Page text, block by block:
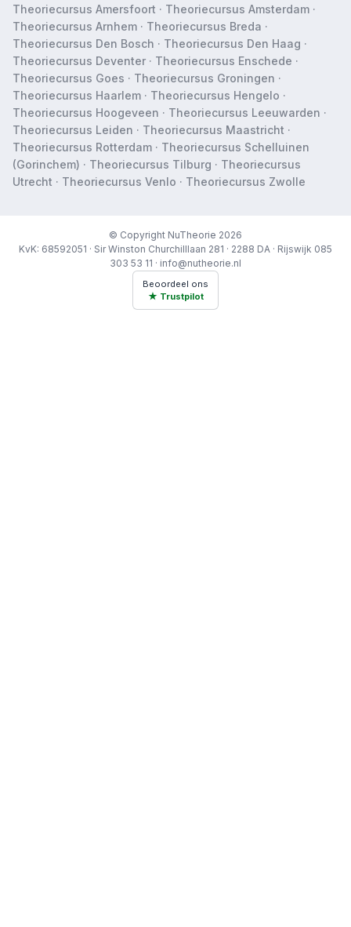
Theoriecursus Amersfoort · Theoriecursus Amsterdam ·
Theoriecursus Arnhem · Theoriecursus Breda ·
Theoriecursus Den Bosch · Theoriecursus Den Haag ·
Theoriecursus Deventer · Theoriecursus Enschede ·
Theoriecursus Goes · Theoriecursus Groningen ·
Theoriecursus Haarlem · Theoriecursus Hengelo ·
Theoriecursus Hoogeveen · Theoriecursus Leeuwarden ·
Theoriecursus Leiden · Theoriecursus Maastricht ·
Theoriecursus Rotterdam · Theoriecursus Schelluinen
(Gorinchem) · Theoriecursus Tilburg · Theoriecursus
Utrecht · Theoriecursus Venlo · Theoriecursus Zwolle
© Copyright NuTheorie 2026
KvK: 68592051 · Sir Winston Churchilllaan 281 · 2288 DA · Rijswijk 085
303 53 11 · info@nutheorie.nl
Beoordeel ons
★ Trustpilot